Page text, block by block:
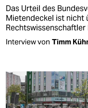
Das Urteil des
Mietendeckel ist nicht
Rechtswissenschaftler
Interview von Timm